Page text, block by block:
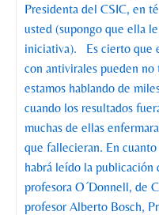
Presidenta del CSIC, en
usted (supongo que ella
iniciativa). Es cierto que
con antivirales pueden
estamos hablando de
cuando los resultados
muchas de ellas
que fallecieran. En
habrá leído la publicación
profesora O´Donnell, de
profesor Alberto Bosch,